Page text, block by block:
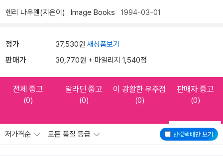
헨리 나우웬(지은이) Image Books 1994-03-01
정가 37,530원 새상품보기
판매가 30,770원 + 마일리지 1,540점
전체 중고
(0)
알라딘 중고
(0)
이 광활한 우주점
(0)
판매자 중고
(0)
반값택배만 보기
저가격순 모든 품질 등급